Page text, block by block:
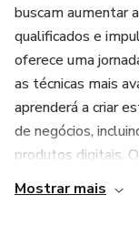
buscam aumentar
qualificados e
oferece uma
as técnicas mais
aprenderá a criar
de negócios,
produtos digitais. O
Mostrar mais